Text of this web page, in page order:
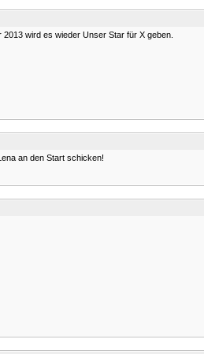
wird es wieder Unser Star für X geben.
an den Start schicken!